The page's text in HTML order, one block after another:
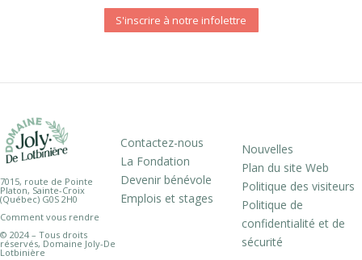
S'inscrire à notre infolettre
7015, route de Pointe
Platon, Sainte-Croix
(Québec) G0S 2H0
Comment vous rendre
© 2024 – Tous droits
réservés, Domaine Joly-De
Lotbinière
Contactez-nous
La Fondation
Devenir bénévole
Emplois et stages
Nouvelles
Plan du site Web
Politique des visiteurs
Politique de
confidentialité et de
sécurité